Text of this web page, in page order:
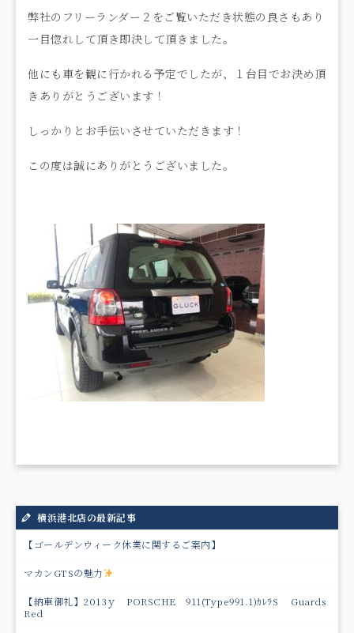
弊社のフリーランダー２をご覧いただき状態の良さもあり
一目惚れして頂き即決して頂きました。
他にも車を観に行かれる予定でしたが、１台目でお決め頂
きありがとうございます！
しっかりとお手伝いさせていただきます！
この度は誠にありがとうございました。
横浜港北店の最新記事
【ゴールデンウィーク休業に関するご案内】
マカンGTSの魅力
【納車御礼】2013ｙ PORSCHE 911(Type991.1)ｶﾚﾗS Guards
Red